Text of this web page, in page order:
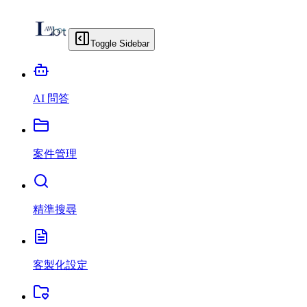
Toggle Sidebar
AI 問答
案件管理
精準搜尋
客製化設定